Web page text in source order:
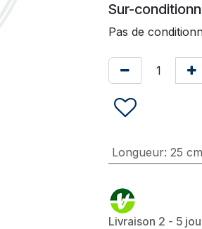
Sur-
Pas de
Longueur: 25 cm
Livraison 2 - 5